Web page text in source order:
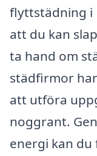
flyttstädning i
att du kan
ta hand om
städfirmor
att utföra
noggrant.
energi kan du